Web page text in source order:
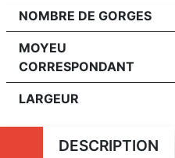
NOMBRE DE GORGES
MOYEU
CORRESPONDANT
LARGEUR
DESCRIPTION